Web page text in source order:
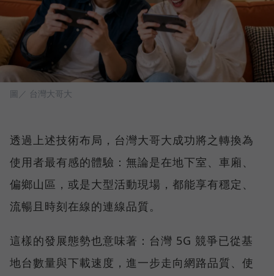
圖／ 台灣大哥大
透過上述技術布局，台灣大哥大成功將之轉換為
使用者最有感的體驗：無論是在地下室、車廂、
偏鄉山區，或是大型活動現場，都能享有穩定、
流暢且時刻在線的連線品質。
這樣的發展態勢也意味著：台灣 5G 競爭已從基
地台數量與下載速度，進一步走向網路品質、使